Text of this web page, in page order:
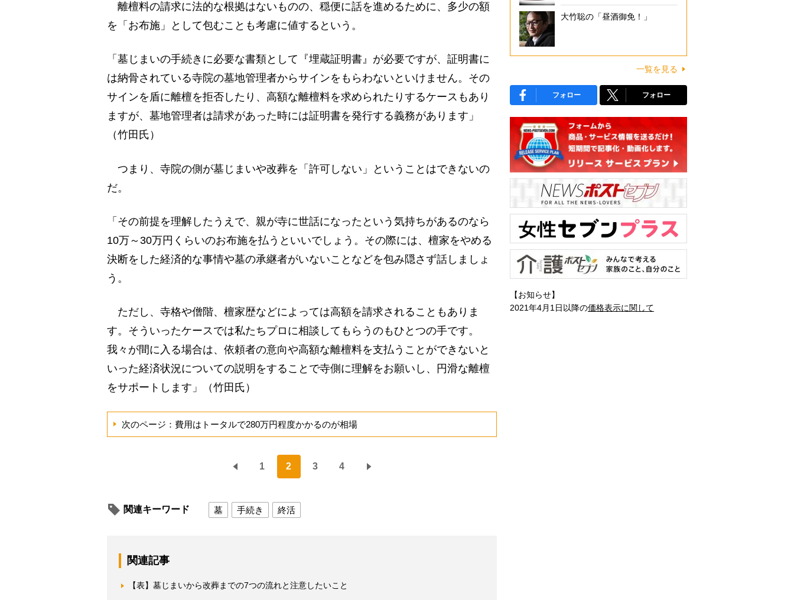
離檀料の請求に法的な根拠はないものの、穏便に話を進めるために、多少の額
を「お布施」として包むことも考慮に値するという。
「墓じまいの手続きに必要な書類として『埋蔵証明書』が必要ですが、証明書に
は納骨されている寺院の墓地管理者からサインをもらわないといけません。その
サインを盾に離檀を拒否したり、高額な離檀料を求められたりするケースもあり
ますが、墓地管理者は請求があった時には証明書を発行する義務があります」
（竹田氏）
つまり、寺院の側が墓じまいや改葬を「許可しない」ということはできないの
だ。
「その前提を理解したうえで、親が寺に世話になったという気持ちがあるのなら
10万～30万円くらいのお布施を払うといいでしょう。その際には、檀家をやめる
決断をした経済的な事情や墓の承継者がいないことなどを包み隠さず話しましょ
う。
ただし、寺格や僧階、檀家歴などによっては高額を請求されることもありま
す。そういったケースでは私たちプロに相談してもらうのもひとつの手です。
我々が間に入る場合は、依頼者の意向や高額な離檀料を支払うことができないと
いった経済状況についての説明をすることで寺側に理解をお願いし、円滑な離檀
をサポートします」（竹田氏）
次のページ：費用はトータルで280万円程度かかるのが相場
1 2 3 4
関連キーワード 墓 手続き 終活
関連記事
【表】墓じまいから改葬までの7つの流れと注意したいこと
大竹聡の「昼酒御免！」
一覧を見る
フォロー フォロー
【お知らせ】
2021年4月1日以降の価格表示に関して